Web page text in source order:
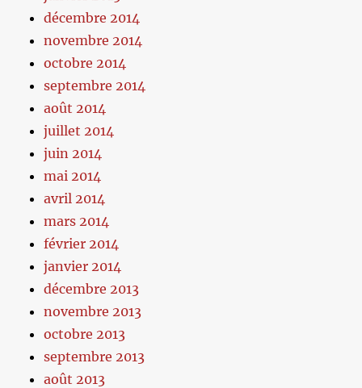
décembre 2014
novembre 2014
octobre 2014
septembre 2014
août 2014
juillet 2014
juin 2014
mai 2014
avril 2014
mars 2014
février 2014
janvier 2014
décembre 2013
novembre 2013
octobre 2013
septembre 2013
août 2013